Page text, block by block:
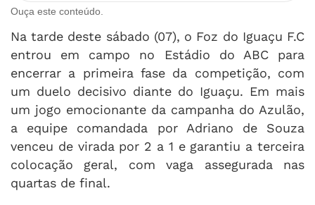
Ouça este conteúdo.
Na tarde deste sábado (07), o Foz do Iguaçu F.C
entrou em campo no Estádio do ABC para
encerrar a primeira fase da competição, com
um duelo decisivo diante do Iguaçu. Em mais
um jogo emocionante da campanha do Azulão,
a equipe comandada por Adriano de Souza
venceu de virada por 2 a 1 e garantiu a terceira
colocação geral, com vaga assegurada nas
quartas de final.